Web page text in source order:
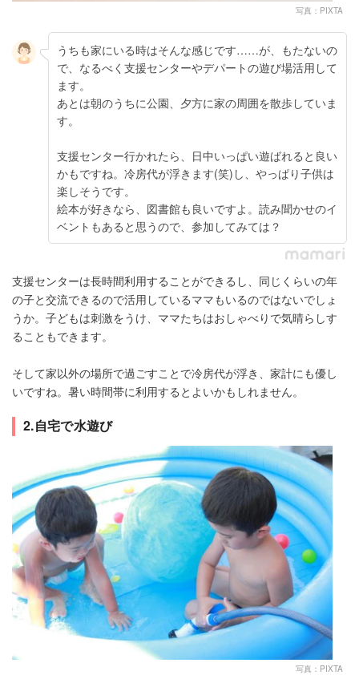
写真：PIXTA
うちも家にいる時はそんな感じです……が、もたないの
で、なるべく支援センターやデパートの遊び場活用して
ます。
あとは朝のうちに公園、夕方に家の周囲を散歩していま
す。
支援センター行かれたら、日中いっぱい遊ばれると良い
かもですね。冷房代が浮きます(笑)し、やっぱり子供は
楽しそうです。
絵本が好きなら、図書館も良いですよ。読み聞かせのイ
ベントもあると思うので、参加してみては？
支援センターは長時間利用することができるし、同じくらいの年
の子と交流できるので活用しているママもいるのではないでしょ
うか。子どもは刺激をうけ、ママたちはおしゃべりで気晴らしす
ることもできます。
そして家以外の場所で過ごすことで冷房代が浮き、家計にも優し
いですね。暑い時間帯に利用するとよいかもしれません。
2.自宅で水遊び
写真：PIXTA